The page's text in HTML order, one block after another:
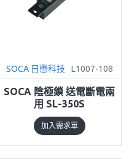
SOCA 日懋科技 L1007-108
SOCA 陰極鎖 送電斷電兩
用 SL-350S
加入需求單